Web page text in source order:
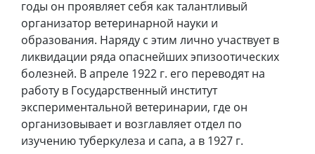
годы он проявляет себя как талантливый
организатор ветеринарной науки и
образования. Наряду с этим лично участвует в
ликвидации ряда опаснейших эпизоотических
болезней. В апреле 1922 г. его переводят на
работу в Государственный институт
экспериментальной ветеринарии, где он
организовывает и возглавляет отдел по
изучению туберкулеза и сапа, а в 1927 г.